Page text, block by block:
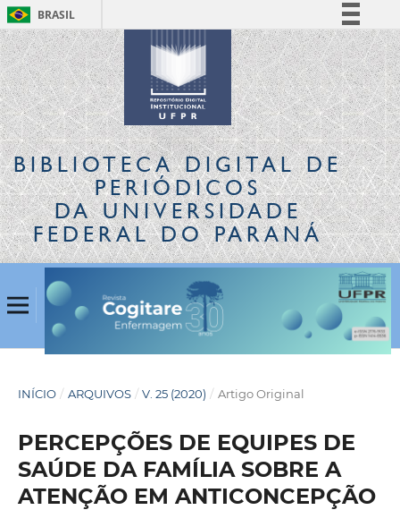
BRASIL
Simplifique!
Comunica BR
Participe
Acesso à informação
Legislação
Canais
BIBLIOTECA DIGITALDE
PERIÓDICOS
DA UNIVERSIDADE
FEDERAL DO PARANÁ
INÍCIO / ARQUIVOS / V. 25 (2020) / Artigo Original
PERCEPÇÕES DE EQUIPES DE
SAÚDE DA FAMÍLIA SOBRE A
ATENÇÃO EM ANTICONCEPÇÃO